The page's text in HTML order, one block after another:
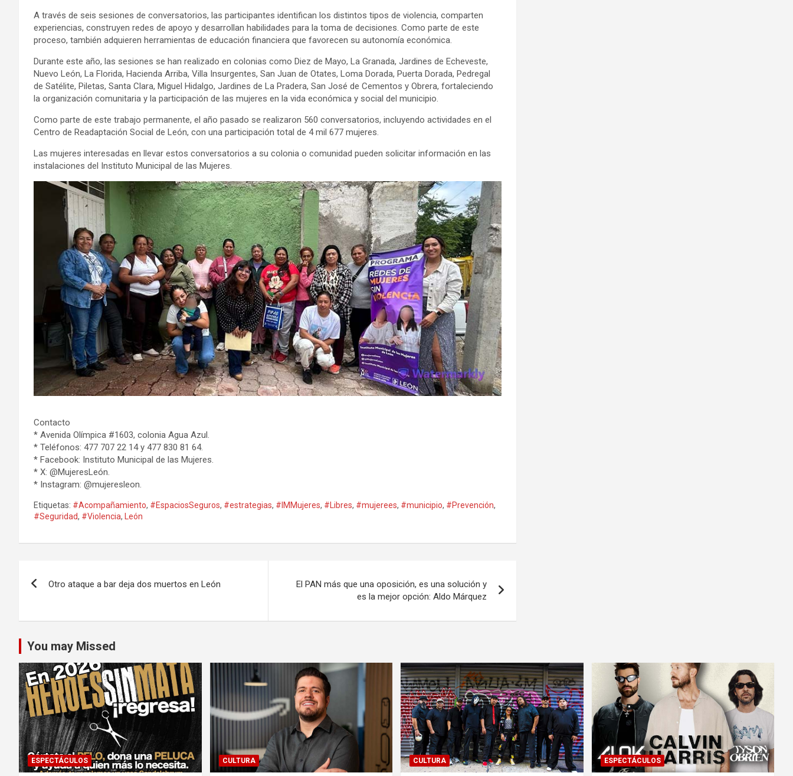
A través de seis sesiones de conversatorios, las participantes identifican los distintos tipos de violencia, comparten
experiencias, construyen redes de apoyo y desarrollan habilidades para la toma de decisiones. Como parte de este
proceso, también adquieren herramientas de educación financiera que favorecen su autonomía económica.
Durante este año, las sesiones se han realizado en colonias como Diez de Mayo, La Granada, Jardines de Echeveste,
Nuevo León, La Florida, Hacienda Arriba, Villa Insurgentes, San Juan de Otates, Loma Dorada, Puerta Dorada, Pedregal
de Satélite, Piletas, Santa Clara, Miguel Hidalgo, Jardines de La Pradera, San José de Cementos y Obrera, fortaleciendo
la organización comunitaria y la participación de las mujeres en la vida económica y social del municipio.
Como parte de este trabajo permanente, el año pasado se realizaron 560 conversatorios, incluyendo actividades en el
Centro de Readaptación Social de León, con una participación total de 4 mil 677 mujeres.
Las mujeres interesadas en llevar estos conversatorios a su colonia o comunidad pueden solicitar información en las
instalaciones del Instituto Municipal de las Mujeres.
Contacto
* Avenida Olímpica #1603, colonia Agua Azul.
* Teléfonos: 477 707 22 14 y 477 830 81 64.
* Facebook: Instituto Municipal de las Mujeres.
* X: @MujeresLeón.
* Instagram: @mujeresleon.
Etiquetas: #Acompañamiento, #EspaciosSeguros, #estrategias, #IMMujeres, #Libres, #mujerees, #municipio, #Prevención,
#Seguridad, #Violencia, León
entradas
Otro ataque a bar deja dos muertos en León
El PAN más que una oposición, es una solución y
es la mejor opción: Aldo Márquez
You may Missed
ESPECTÁCULOS CULTURA CULTURA ESPECTÁCULOS